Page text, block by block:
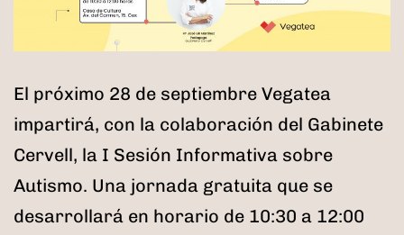
El próximo 28 de septiembre Vegatea
impartirá, con la colaboración del Gabinete
Cervell, la I Sesión Informativa sobre
Autismo. Una jornada gratuita que se
desarrollará en horario de 10:30 a 12:00